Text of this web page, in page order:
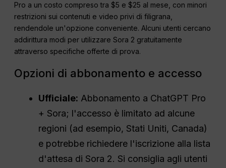
Pro a un costo compreso tra $5 e $25 al mese, con minori
restrizioni sui contenuti e video privi di filigrana,
rendendole un'opzione conveniente. Alcuni utenti cercano
addirittura modi per utilizzare Sora 2 gratuitamente
attraverso specifiche offerte di prova.
Opzioni di abbonamento e accesso
Ufficiale: Abbonamento a ChatGPT Pro
+ Sora; l'accesso è limitato ad alcune
regioni (ad esempio, Stati Uniti, Canada)
e potrebbe richiedere l'iscrizione alla lista
d'attesa di Sora 2. Si consiglia agli utenti